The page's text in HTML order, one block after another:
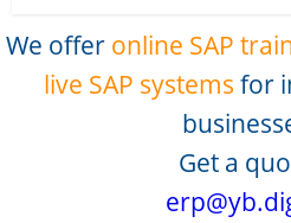
We offer online SAP
live SAP systems for
Get a